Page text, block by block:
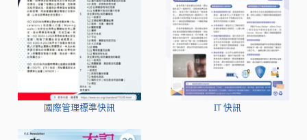
國際管理標準快訊 IT 快訊